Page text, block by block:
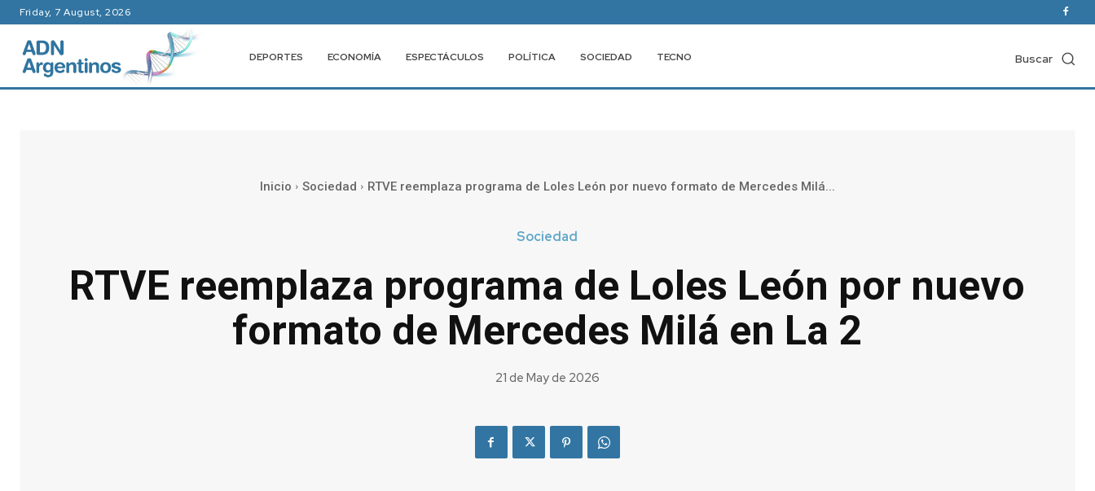
Friday, 7 August, 2026
DEPORTES ECONOMÍA ESPECTÁCULOS POLÍTICA SOCIEDAD TECNO Buscar
Inicio Sociedad RTVE reemplaza programa de Loles León por nuevo formato de Mercedes Milá...
Sociedad
RTVE reemplaza programa de Loles León por nuevo
formato de Mercedes Milá en La 2
21 de May de 2026